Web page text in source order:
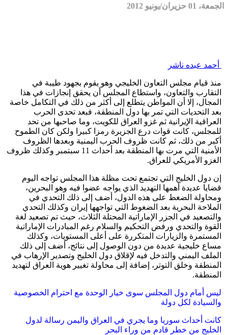
الجمعة، 01 حزيران/يونيو 2012
أحمد عبده ناشر
منذ قيام مجلس التعاون الخليجي وهو يقوم بجهود طيبة في
التقارب والتعاون، واستطاع المجلس أن يحقق إنجازات في هذا
المجال، إلا أن المواطن يتطلع إلى أكثر من ذلك في التكامل خاصة
بعد التحديات التي تمر بها دول المنطقة، فبعد تحدى الحرب
العراقية الإيرانية ثم غزو العراق للكويت، وما صاحبها من تحد
للمجلس، كانت قوات درع الجزيرة رمزا كبيرا ولكن كان الطموح
أكبر من ذلك، ثم كانت ظروف الحرب اليمنية وبعدها الظروف
الأمنية التي مرت بها المنطقة بعد أحداث 11 سبتمبر وكذلك ظروف
الغزو الأمريكي للعراق.
إن دول الخليج التي تجتمع تحت مظلة هذا المجلس تواجه اليوم
قضايا عديدة أهمها التهديد الذي يواجه عضوا فيه وهو البحرين،
ومحاولة الضغط على هذه الدول، أضف إلى ذلك التحدي في
الملاحة البحرية بعد الضغوط التي تواجهها إيران وكذلك التحدي
والتصعيد في الجزر الإماراتية المحتلة الثلاث، حيث تم تصعيد لغة
القوة والتحدي ورفض التحكيم والسلام رغم المبادرات الإماراتية
المستمرة والزيارات المتكررة على أعلى المستويات، وكذلك
مساع خليجية عديدة من دون الوصول إلى نتائج، أضف إلى ذلك
الملف اليمني والتدخل فيه لإقلاق دول الخليج وتصدير الإرهاب في
المنطقة وخلق التوتر، إضافة إلى محاولة تغيير هوية العراق لتهديد
المنطقة.
ليس أمام دول المجلس سوى خيار الوحدة مع احترام الخصوصية
والسيادة لكل دولة
كانت أحداث سوريا وما يجري في العراق واليمن رسالة لدول
الخليج من خطر قادم من وراء البحر